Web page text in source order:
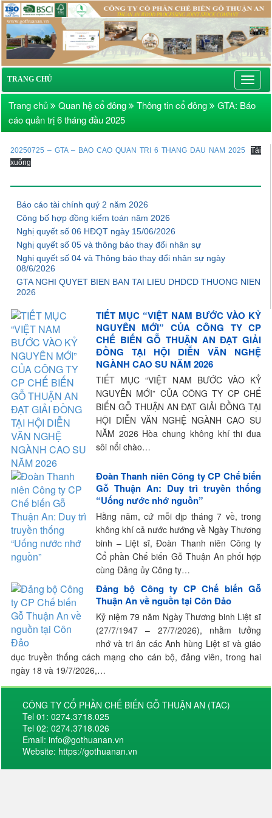
TRANG CHỦ
Trang chủ Quan hệ cổ đông Thông tin cổ đông
GTA: Báo
cáo quản trị 6 tháng đầu 2025
20250725 – GTA – BAO CAO QUAN TRI 6 THANG DAU NAM 2025
Tải
xuống
Báo cáo tài chính quý 2 năm 2026
Công bố hợp đồng kiểm toán năm 2026
Nghị quyết số 06 HĐQT ngày 15/06/2026
Nghị quyết số 05 và thông báo thay đổi nhân sự
Nghị quyết số 04 và Thông báo thay đổi nhân sự ngày
08/6/2026
GTA NGHI QUYET BIEN BAN TAI LIEU DHDCD THUONG NIEN
2026
TIẾT MỤC “VIỆT NAM BƯỚC VÀO KỶ
NGUYÊN MỚI” CỦA CÔNG TY CP
CHẾ BIẾN GỖ THUẬN AN ĐẠT GIẢI
ĐỒNG TẠI HỘI DIỄN VĂN NGHỆ
NGÀNH CAO SU NĂM 2026
TIẾT MỤC “VIỆT NAM BƯỚC VÀO KỶ
NGUYÊN MỚI” CỦA CÔNG TY CP CHẾ
BIẾN GỖ THUẬN AN ĐẠT GIẢI ĐỒNG TẠI
HỘI DIỄN VĂN NGHỆ NGÀNH CAO SU
NĂM 2026 Hòa chung không khí thi đua
sôi nổi chào…
Đoàn Thanh niên Công ty CP Chế biến
Gỗ Thuận An: Duy trì truyền thống
“Uống nước nhớ nguồn”
Hằng năm, cứ mỗi dịp tháng 7 về, trong
không khí cả nước hướng về Ngày Thương
binh – Liệt sĩ, Đoàn Thanh niên Công ty
Cổ phần Chế biến Gỗ Thuận An phối hợp
cùng Đảng ủy Công ty…
Đảng bộ Công ty CP Chế biến Gỗ
Thuận An về nguồn tại Côn Đảo
Kỷ niệm 79 năm Ngày Thương binh Liệt sĩ
(27/7/1947 – 27/7/2026), nhằm tưởng
nhớ và tri ân các Anh hùng Liệt sĩ và giáo
dục truyền thống cách mạng cho cán bộ, đảng viên, trong hai
ngày 18 và 19/7/2026,…
CÔNG TY CỔ PHẦN CHẾ BIẾN GỖ THUẬN AN (TAC)
Tel 01: 0274.3718.025
Tel 02: 0274.3718.026
Email: info@gothuanan.vn
Website: https://gothuanan.vn